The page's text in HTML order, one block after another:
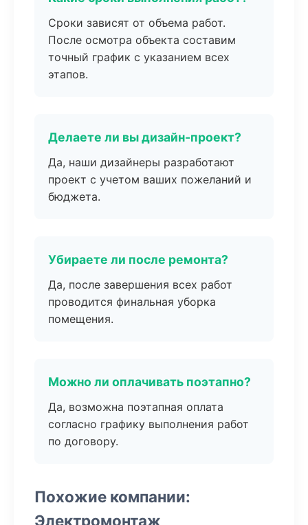
Сроки зависят от объема работ.
После осмотра объекта составим
точный график с указанием всех
этапов.
Делаете ли вы дизайн-проект?
Да, наши дизайнеры разработают
проект с учетом ваших пожеланий и
бюджета.
Убираете ли после ремонта?
Да, после завершения всех работ
проводится финальная уборка
помещения.
Можно ли оплачивать поэтапно?
Да, возможна поэтапная оплата
согласно графику выполнения работ
по договору.
Похожие компании:
Электромонтаж